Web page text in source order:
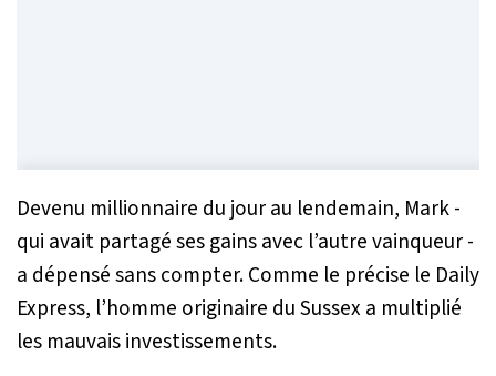
Devenu millionnaire du jour au lendemain, Mark -
qui avait partagé ses gains avec l’autre vainqueur -
a dépensé sans compter. Comme le précise le Daily
Express, l’homme originaire du Sussex a multiplié
les mauvais investissements.